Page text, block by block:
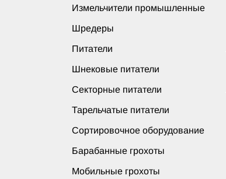
Измельчители промышленные
Шредеры
Питатели
Шнековые питатели
Секторные питатели
Тарельчатые питатели
Сортировочное оборудование
Барабанные грохоты
Мобильные грохоты